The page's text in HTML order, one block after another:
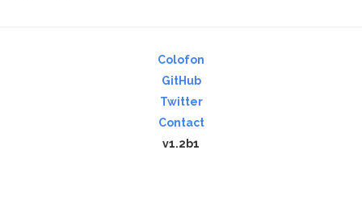
Colofon
GitHub
Twitter
Contact
v1.2b1